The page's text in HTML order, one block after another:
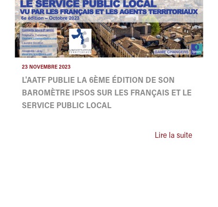
23 NOVEMBRE 2023
L'AATF PUBLIE LA 6ÈME ÉDITION DE SON
BAROMÈTRE IPSOS SUR LES FRANÇAIS ET LE
SERVICE PUBLIC LOCAL
Lire la suite